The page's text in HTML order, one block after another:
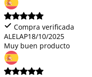
Compra verificada
ALELAP18/10/2025
Muy buen producto